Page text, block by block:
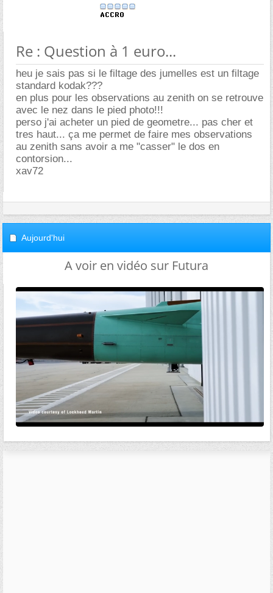
Re : Question à 1 euro...
heu je sais pas si le filtage des jumelles est un filtage
standard kodak???
en plus pour les observations au zenith on se retrouve
avec le nez dans le pied photo!!!
perso j'ai acheter un pied de geometre... pas cher et
tres haut... ça me permet de faire mes observations
au zenith sans avoir a me "casser" le dos en
contorsion...
xav72
Aujourd'hui
A voir en vidéo sur Futura